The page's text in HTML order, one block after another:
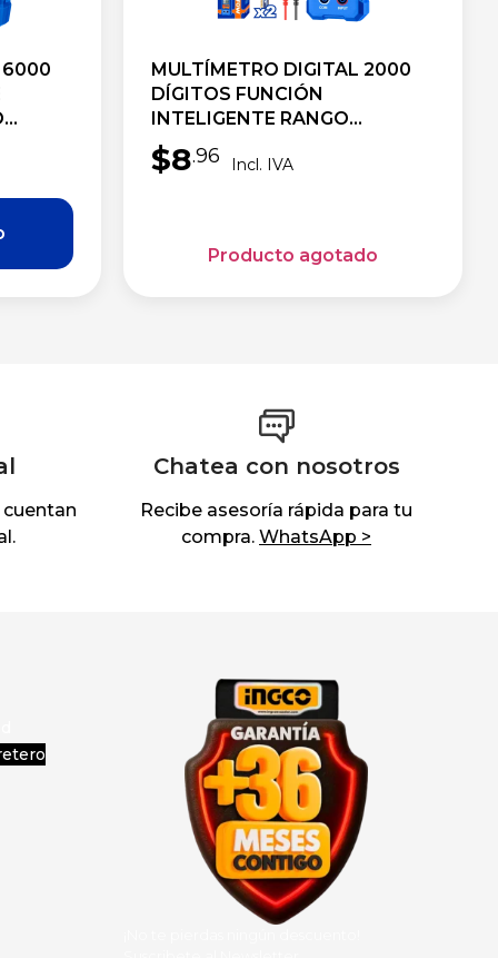
6000
MULTÍMETRO DIGITAL 2000
DÍGITOS FUNCIÓN
INTELIGENTE RANGO
AUTOMÁTICO
$8.96
cuentan
Chatea con nosotros
Recibe asesoría rápida para tu
compra. WhatsApp >